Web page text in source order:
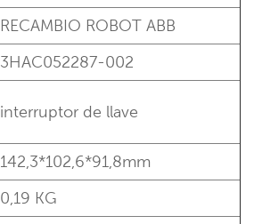
RECAMBIO ROBOT ABB
3HAC052287-002
interruptor de llave
142,3*102,6*91,8mm
0,19 KG